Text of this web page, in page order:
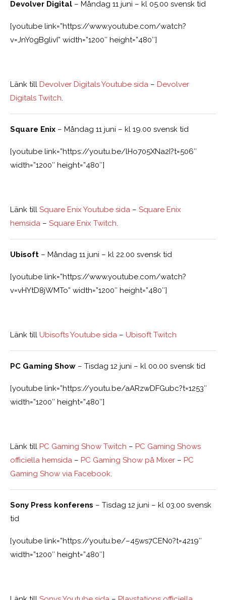
Devolver Digital – Måndag 11 juni – kl 05.00 svensk tid
[youtube link=”https://www.youtube.com/watch?
v=JnY0gBglivI” width=”1200″ height=”480″]
Länk till Devolver Digitals Youtube sida – Devolver
Digitals Twitch.
Square Enix – Måndag 11 juni – kl 19.00 svensk tid
[youtube link=”https://youtu.be/lHo705XNa2I?t=506″
width=”1200″ height=”480″]
Länk till Square Enix Youtube sida – Square Enix
hemsida – Square Enix Twitch.
Ubisoft – Måndag 11 juni – kl 22.00 svensk tid
[youtube link=”https://www.youtube.com/watch?
v=vHYtD8jWMTo” width=”1200″ height=”480″]
Länk till Ubisofts Youtube sida – Ubisoft Twitch
PC Gaming Show – Tisdag 12 juni – kl 00.00 svensk tid
[youtube link=”https://youtu.be/aARzwDFGubc?t=1253″
width=”1200″ height=”480″]
Länk till PC Gaming Show Twitch – PC Gaming Shows
officiella hemsida – PC Gaming Show på Mixer – PC
Gaming Show via Facebook.
Sony Press konferens – Tisdag 12 juni – kl 03.00 svensk
tid
[youtube link=”https://youtu.be/–45ws7CEN0?t=4219″
width=”1200″ height=”480″]